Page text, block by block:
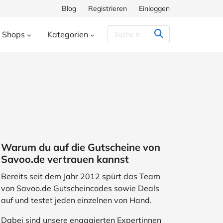
Blog Registrieren Einloggen
Shops
TUI WeightWatchers
Kategorien
Haustierbedarf
Sport Studenten
Wohnen & Garten
Warum du auf die Gutscheine von
Savoo.de vertrauen kannst
Bereits seit dem Jahr 2012 spürt das Team
von Savoo.de Gutscheincodes sowie Deals
auf und testet jeden einzelnen von Hand.
Dabei sind unsere engagierten Expertinnen